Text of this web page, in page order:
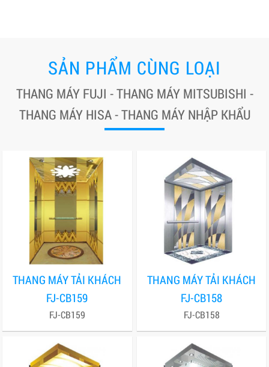
SẢN PHẨM CÙNG LOẠI
THANG MÁY FUJI - THANG MÁY MITSUBISHI -
THANG MÁY HISA - THANG MÁY NHẬP KHẨU
THANG MÁY TẢI KHÁCH
FJ-CB159
FJ-CB159
THANG MÁY TẢI KHÁCH
FJ-CB158
FJ-CB158